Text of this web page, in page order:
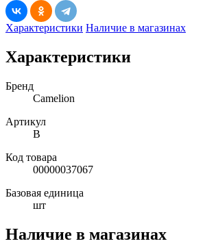
Характеристики Наличие в магазинах
Характеристики
Бренд
Camelion
Артикул
В
Код товара
00000037067
Базовая единица
шт
Наличие в магазинах